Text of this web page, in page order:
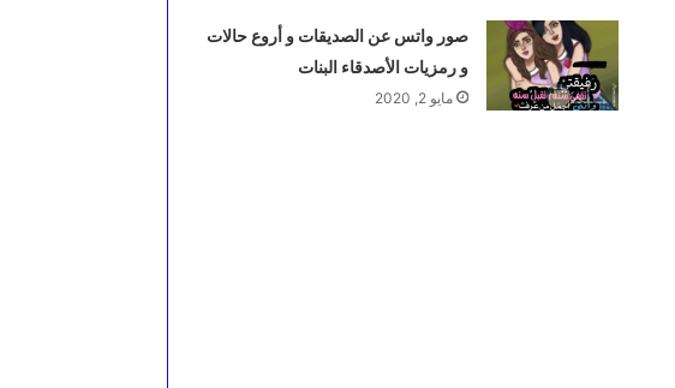
صور واتس عن الصديقات و أروع حالات
و رمزيات الأصدقاء البنات
مايو 2, 2020